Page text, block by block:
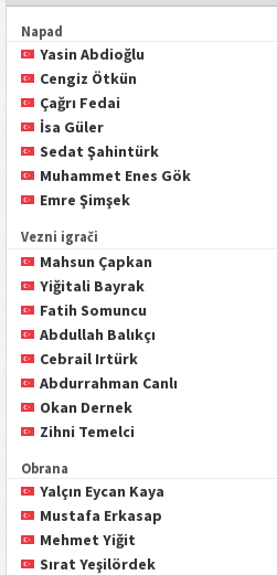
Napad
Yasin Abdioğlu
Cengiz Ötkün
Çağrı Fedai
İsa Güler
Sedat Şahintürk
Muhammet Enes Gök
Emre Şimşek
Vezni igrači
Mahsun Çapkan
Yiğitali Bayrak
Fatih Somuncu
Abdullah Balıkçı
Cebrail Irtürk
Abdurrahman Canlı
Okan Dernek
Zihni Temelci
Obrana
Yalçın Eycan Kaya
Mustafa Erkasap
Mehmet Yiğit
Sırat Yeşilördek